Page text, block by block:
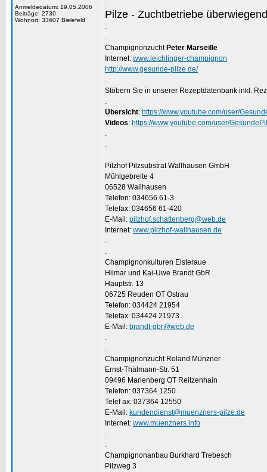
Anmeldedatum: 19.05.2006
Beiträge: 2730
Wohnort: 33607 Bielefeld
.
Pilze - Zuchtbetriebe
.
.
Champignonzucht Peter Marseille
Internet: www.leichlinger-champignon
http://www.gesunde-pilze.de/
.
Stöbern Sie in unserer Rezeptdatenbank inkl.
.
Übersicht: https://www.youtube.com/user/
Videos: https://www.youtube.com/user/
.
.
.
Pilzhof Pilzsubstrat Wallhausen GmbH
Mühlgebreite 4
06528 Wallhausen
Telefon: 034656 61-3
Telefax: 034656 61-420
E-Mail: pilzhof.schattenberg@web.de
Internet: www.pilzhof-wallhausen.de
.
.
Champignonkulturen Elsteraue
Hilmar und Kai-Uwe Brandt GbR
Hauptstr. 13
06725 Reuden OT Ostrau
Telefon: 034424 21954
Telefax: 034424 21973
E-Mail: brandt-gbr@web.de
.
.
Champignonzucht Roland Münzner
Ernst-Thälmann-Str. 51
09496 Marienberg OT Reitzenhain
Telefon: 037364 1250
Telef ax: 037364 12550
E-Mail: kundendienst@muenzners-pilze.de
Internet: www.muenzners.info
.
.
Champignonanbau Burkhard Trebesch
Pilzweg 3